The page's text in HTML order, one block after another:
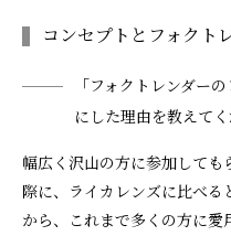
コンセプトとフォクト
「フォクトレンダー
にした理由を教えて
幅広く沢山の方に参加して
際に、ライカレンズに比べ
から、これまで多くの方に